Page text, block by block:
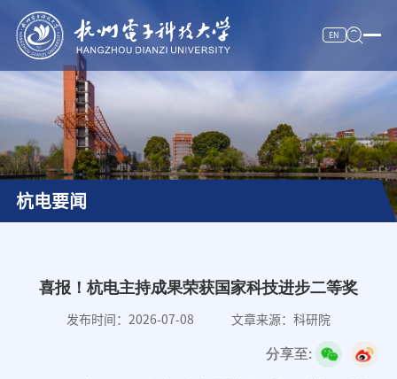
EN
校情纵览
杭电新闻
人才培养
科学研究
招生就业
杭电要闻
喜报！杭电主持成果荣获国家科技进步二等奖
发布时间：2026-07-08 文章来源：科研院
分享至: